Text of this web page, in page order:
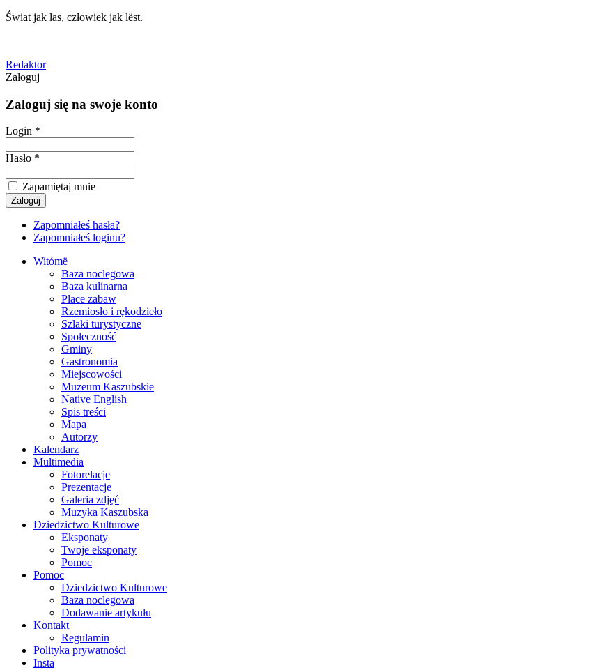
Świat jak las, człowiek jak lëst.
Redaktor
Zaloguj
Zaloguj się na swoje konto
Login *
Hasło *
Zapamiętaj mnie
Zapomniałeś hasła?
Zapomniałeś loginu?
Witómë
Baza noclegowa
Baza kulinarna
Place zabaw
Rzemiosło i rękodzieło
Szlaki turystyczne
Społeczność
Gminy
Gastronomia
Miejscowości
Muzeum Kaszubskie
Native English
Spis treści
Mapa
Autorzy
Kalendarz
Multimedia
Fotorelacje
Prezentacje
Galeria zdjęć
Muzyka Kaszubska
Dziedzictwo Kulturowe
Eksponaty
Twoje eksponaty
Pomoc
Pomoc
Dziedzictwo Kulturowe
Baza noclegowa
Dodawanie artykułu
Kontakt
Regulamin
Polityka prywatności
Insta